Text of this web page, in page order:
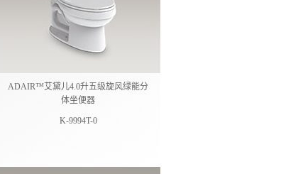
ADAIR™艾黛儿4.0升五级旋风绿能分
体坐便器
K-9994T-0